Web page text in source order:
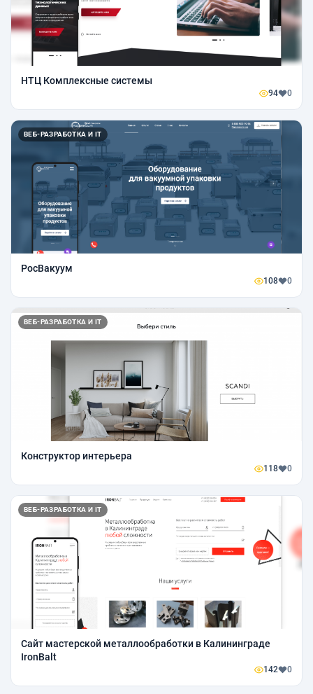
НТЦ Комплексные системы
94 0
ВЕБ-РАЗРАБОТКА И IT
РосВакуум
108 0
ВЕБ-РАЗРАБОТКА И IT
Конструктор интерьера
118 0
ВЕБ-РАЗРАБОТКА И IT
Сайт мастерской металлообработки в Калининграде
IronBalt
142 0